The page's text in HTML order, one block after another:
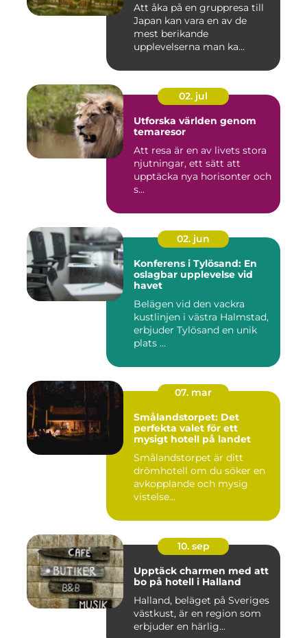
Att åka på en gruppresa till
Japan kan vara en av de
mest berikande
upplevelserna man ka...
02. jul
Utforska världen genom
temaresor
Att resa är en av livets stora
njutningar, ett sätt att
upptäcka nya horisonter och
s...
02. jun
Konferens i Tylösand: En
oslagbar upplevelse vid
havet
Belägen vid den vackra
kustlinjen i västra Halmstad,
erbjuder Tylösand en unik
plats ...
07. mar
Smålandstorpet: Det
perfekta valet för ett
mysigt hotell på landet
Smålandstorpet är ditt
drömhotell om du söker en
avkopplande och mysig
vistelse...
10. sep
Upptäck charmen med att
bo på hotell i Halland
Halland, beläget på Sveriges
västkust, är en region som
erbjuder en härlig...